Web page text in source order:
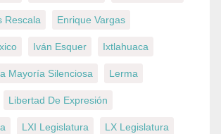
Rescala Enrique Vargas
Iván Esquer Ixtlahuaca
Mayoría Silenciosa Lerma
Libertad De Expresión
LXI Legislatura LX Legislatura